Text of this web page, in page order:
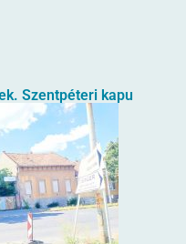
Szentpéteri kapu